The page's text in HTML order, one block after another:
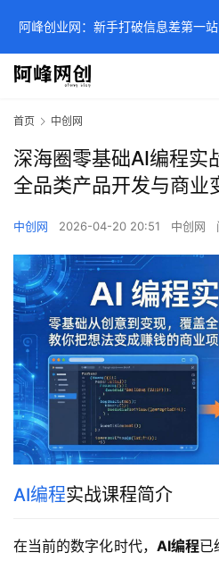
首页 中创网
深海圈零基础AI编程实
全品类产品开发与商业
中创网 2026-04-20 20:51 中创网
AI编程实战课程简介
在当前的数字化时代， AI编程已
阿峰创业网：新手打破信息差第一站